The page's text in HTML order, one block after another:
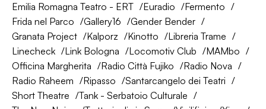
Emilia Romagna Teatro - ERT
Euradio
Fermento
Frida nel Parco
Gallery16
Gender Bender
Granata Project
Kalporz Kinotto
Libreria Trame
Linecheck
Link Bologna Locomotiv Club
MAMbo
Officina Margherita
Radio Città Fujiko
Radio Nova
Radio Raheem
Ripasso
Santarcangelo dei Teatri
Short Theatre
Tank - Serbatoio Culturale